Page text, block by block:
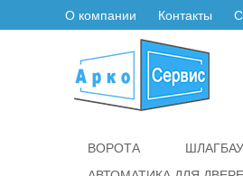
О компании Контакты
ВОРОТА